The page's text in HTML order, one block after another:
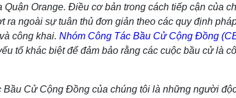
Orange. Điều cơ bản trong cách tiếp cận của
ngoài sự tuân thủ đơn giản theo các quy định
công khai. Nhóm Công Tác Bầu Cử Cộng Đồng
tố khác biệt để đảm bảo rằng các cuộc bầu cử là
Cử Cộng Đồng của chúng tôi là những người